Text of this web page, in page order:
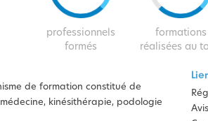
professionnels
formés
formations
réalisées au
de formation constitué de
kinésithérapie, podologie
Avis